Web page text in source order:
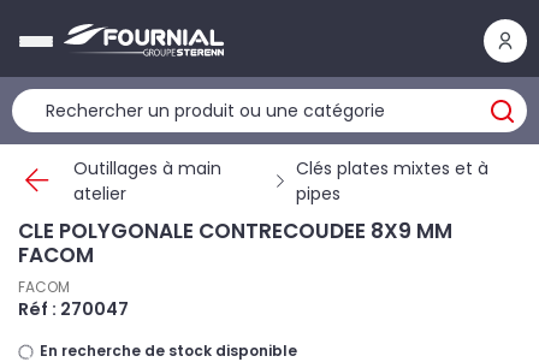
Outillages à main
atelier
Clés plates mixtes et à
pipes
CLE POLYGONALE CONTRECOUDEE 8X9 MM
FACOM
FACOM
Réf : 270047
En recherche de stock disponible